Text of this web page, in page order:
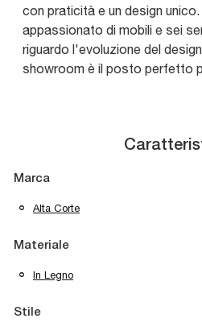
con praticità e un design unico.
appassionato di mobili e sei
riguardo l'evoluzione del
showroom è il posto perfetto
Marca
Alta Corte
Materiale
In Legno
Stile